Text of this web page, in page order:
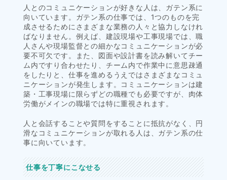
人とのコミュニケーションが好きな人は、ガテン系に
向いています。ガテン系の仕事では、1つのものを完
成させるためにさまざまな業務の人々と協力しなけれ
ばなりません。例えば、建設現場や工事現場では、職
人さんや現場監督との細かなコミュニケーションが必
要不可欠です。また、図面や設計書を読み解いてチー
ム内ですり合わせたり、チーム内で作業中に意思疎通
をしたりと、仕事を進めるうえではさまざまなコミュ
ニケーションが発生します。コミュニケーションは建
築・工事現場に限らずどの職種でも必要ですが、肉体
労働がメインの職場では特に重視されます。
人と会話することや質問をすることに抵抗がなく、円
滑なコミュニケーションが取れる人は、ガテン系の仕
事に向いています。
仕事を丁寧にこなせる